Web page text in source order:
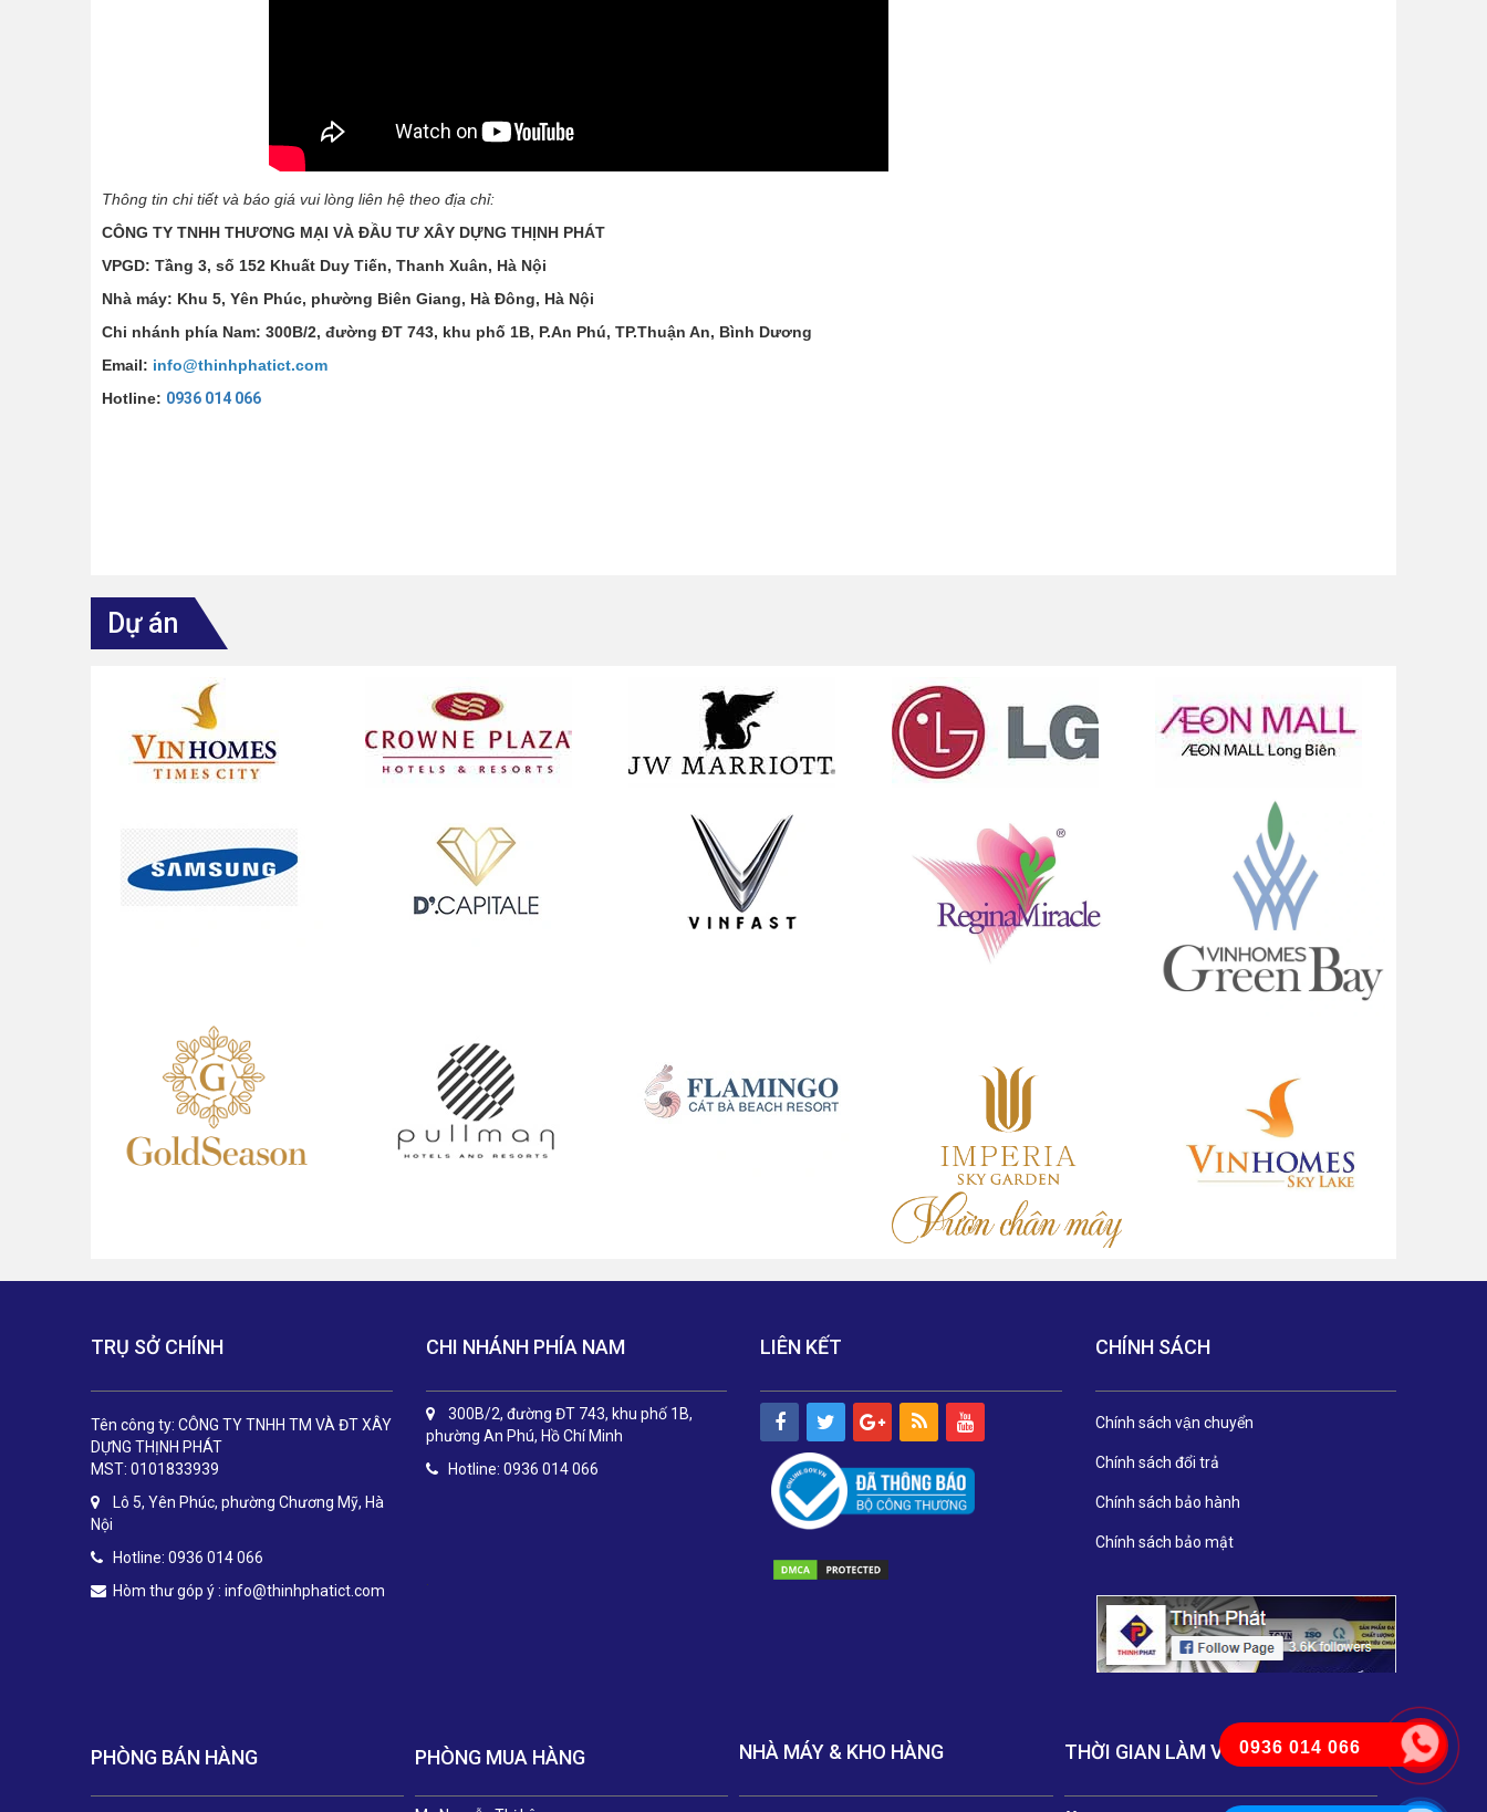
Thông tin chi tiết và báo giá vui lòng liên hệ theo địa chỉ:
CÔNG TY TNHH THƯƠNG MẠI VÀ ĐẦU TƯ XÂY DỰNG THỊNH PHÁT
VPGD: Tầng 3, số 152 Khuất Duy Tiến, Thanh Xuân, Hà Nội
Nhà máy: Khu 5, Yên Phúc, phường Biên Giang, Hà Đông, Hà Nội
Chi nhánh phía Nam: 300B/2, đường ĐT 743, khu phố 1B, P.An Phú, TP.Thuận An, Bình Dương
Email: info@thinhphatict.com
Hotline: 0936 014 066
Dự án
TRỤ SỞ CHÍNH
Tên công ty: CÔNG TY TNHH TM VÀ ĐT XÂY
DỰNG THỊNH PHÁT
MST: 0101833939
Lô 5, Yên Phúc, phường Chương Mỹ, Hà
Nội
Hotline: 0936 014 066
Hòm thư góp ý : info@thinhphatict.com
CHI NHÁNH PHÍA NAM
300B/2, đường ĐT 743, khu phố 1B,
phường An Phú, Hồ Chí Minh
Hotline: 0936 014 066
.
LIÊN KẾT CHÍNH SÁCH
Chính sách vận chuyển
Chính sách đổi trả
Chính sách bảo hành
Chính sách bảo mật
PHÒNG BÁN HÀNG PHÒNG MUA HÀNG NHÀ MÁY & KHO HÀNG THỜI GIAN LÀM VIỆC0936 014 066